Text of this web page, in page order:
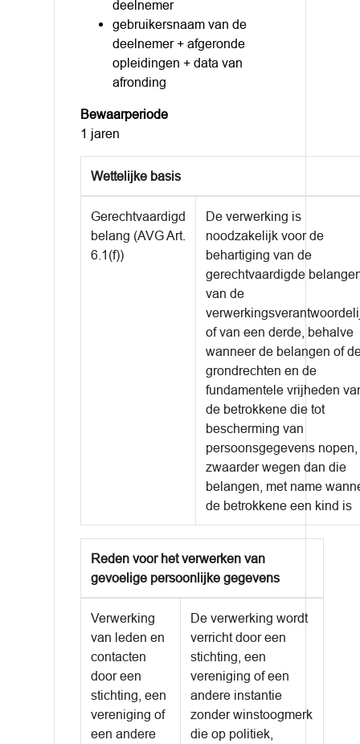
deelnemer
gebruikersnaam van de
deelnemer + afgeronde
opleidingen + data van
afronding
Bewaarperiode
1 jaren
Wettelijke basis
Gerechtvaardigd
belang (AVG Art.
6.1(f))
De verwerking is
noodzakelijk voor de
behartiging van de
gerechtvaardigde
van de
of van een derde, behalve
wanneer de belangen of
grondrechten en de
fundamentele vrijheden
de betrokkene die tot
bescherming van
persoonsgegevens nopen,
zwaarder wegen dan die
belangen, met name
de betrokkene een kind is
Reden voor het verwerken van
gevoelige persoonlijke gegevens
Verwerking
van leden en
contacten
door een
stichting, een
vereniging of
een andere
De verwerking wordt
verricht door een
stichting, een
vereniging of een
andere instantie
zonder winstoogmerk
die op politiek,